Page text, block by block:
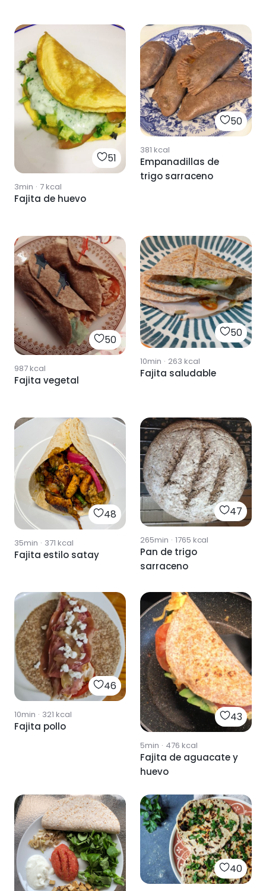
51
3min · 7kcal
Fajita de huevo
50
381 kcal
Empanadillas de
trigo sarraceno
50
987kcal
Fajita vegetal
50
10min · 263 kcal
Fajita saludable
48
35min · 371 kcal
Fajita estilo satay
47
265min · 1765 kcal
Pan de trigo
sarraceno
46
10min · 321 kcal
Fajita pollo
43
5min · 476 kcal
Fajita de aguacate y
huevo
40